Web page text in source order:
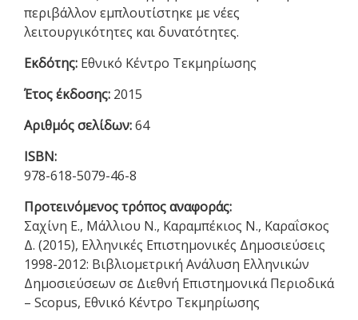
περιβάλλον εμπλουτίστηκε με νέες
λειτουργικότητες και δυνατότητες.
Εκδότης: Εθνικό Κέντρο Τεκμηρίωσης
Έτος έκδοσης: 2015
Αριθμός σελίδων:64
ISBN:
978-618-5079-46-8
Προτεινόμενος τρόπος αναφοράς:
Σαχίνη Ε., Μάλλιου Ν., Καραμπέκιος Ν., Καραΐσκος
Δ. (2015), Ελληνικές Επιστημονικές Δημοσιεύσεις
1998-2012: Βιβλιομετρική Ανάλυση Ελληνικών
Δημοσιεύσεων σε Διεθνή Επιστημονικά Περιοδικά
– Scopus, Εθνικό Κέντρο Τεκμηρίωσης